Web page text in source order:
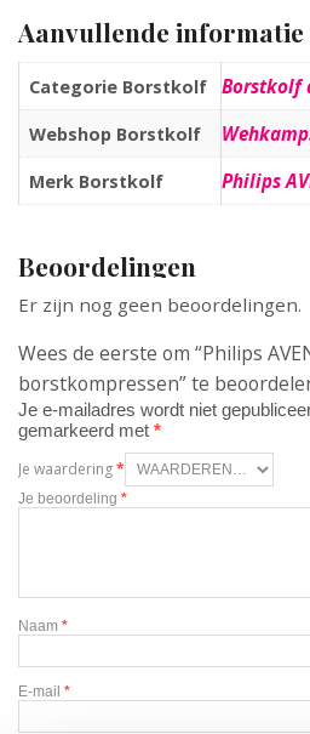
Aanvullende informatie
Categorie Borstkolf Borstkolf
Webshop Borstkolf
Merk Borstkolf Philips
Beoordelingen
Er zijn nog geen beoordelingen.
Wees de eerste om “Philips
borstkompressen” te
Je e-mailadres wordt niet
gemarkeerd met *
Je waardering*
Je beoordeling *
Naam *
E-mail *